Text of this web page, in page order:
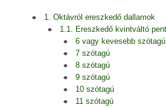
1. Oktávról ereszkedő dallamok
1.1. Ereszkedő kvintváltó
6 vagy kevesebb szótagú
7 szótagú
8 szótagú
9 szótagú
10 szótagú
11 szótagú